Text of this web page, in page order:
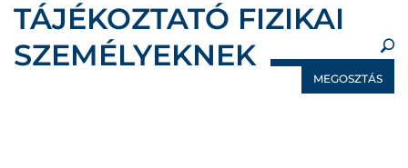
TÁJÉKOZTATÓ FIZIKAI
SZEMÉLYEKNEK
MEGOSZTÁS